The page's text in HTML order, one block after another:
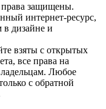
права защищены.
интернет-ресурс,
дизайне и
взяты с открытых
все права на
Любое
с обратной